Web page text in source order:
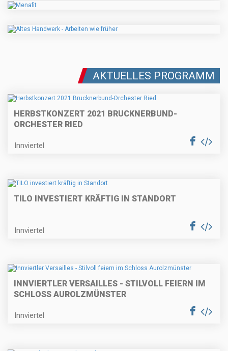
AKTUELLES PROGRAMM
HERBSTKONZERT 2021 BRUCKNERBUND-
ORCHESTER RIED
Innviertel
TILO INVESTIERT KRÄFTIG IN STANDORT
Innviertel
INNVIERTLER VERSAILLES - STILVOLL FEIERN IM
SCHLOSS AUROLZMÜNSTER
Innviertel